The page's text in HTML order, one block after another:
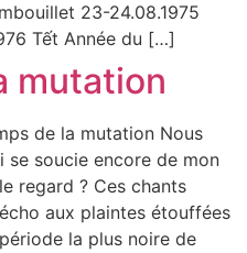
23-24.08.1975
Tết Année du […]
mutation
de la mutation Nous
se soucie encore de mon
regard ? Ces chants
aux plaintes étouffées
la plus noire de